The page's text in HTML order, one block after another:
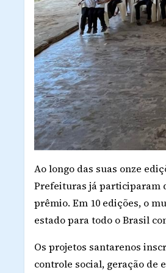
Ao longo das suas onze
Prefeituras já participaram
prêmio. Em 10 edições, o
estado para todo o Brasil
Os projetos santarenos
controle social, geração de